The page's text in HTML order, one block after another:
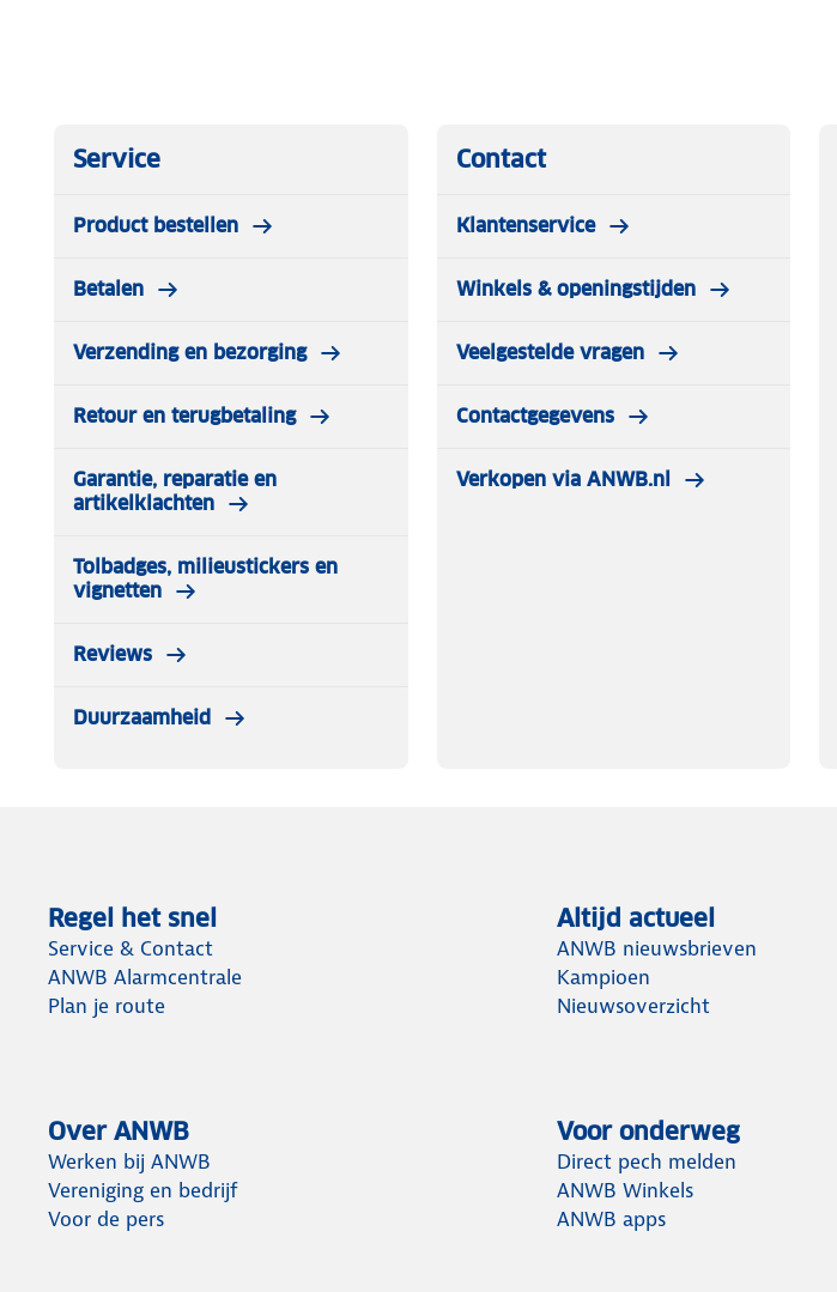
Service
Product bestellen
Betalen
Verzending en bezorging
Retour en terugbetaling
Garantie, reparatie en
artikelklachten
Tolbadges, milieustickers en
vignetten
Reviews
Duurzaamheid
Contact
Klantenservice
Winkels & openingstijden
Veelgestelde vragen
Contactgegevens
Verkopen via ANWB.nl
Regel het snel
Service & Contact
ANWB Alarmcentrale
Plan je route
Altijd actueel
ANWB nieuwsbrieven
Kampioen
Nieuwsoverzicht
Over ANWB
Werken bij ANWB
Vereniging en bedrijf
Voor de pers
Voor onderweg
Direct pech melden
ANWB Winkels
ANWB apps